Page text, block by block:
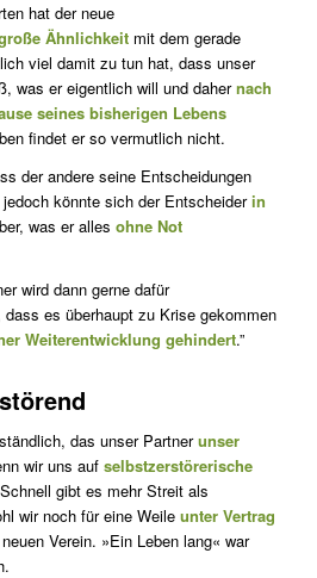
hat der neue
Ähnlichkeitmit dem gerade
viel damit zu tun hat, dass unser
was er eigentlich will und dahernach
seines bisherigen Lebens
findet er so vermutlich nicht.
der andere seine Entscheidungen
jedoch könnte sich der Entscheiderin
was er alles ohne Not
wird dann gerne dafür
dass es überhaupt zu Krise gekommen
Weiterentwicklung gehindert.”
das unser Partnerunser
wir uns auf selbstzerstörerische
gibt es mehr Streit als
wir noch für eine Weile unter Vertrag
Verein. »Ein Leben lang« war